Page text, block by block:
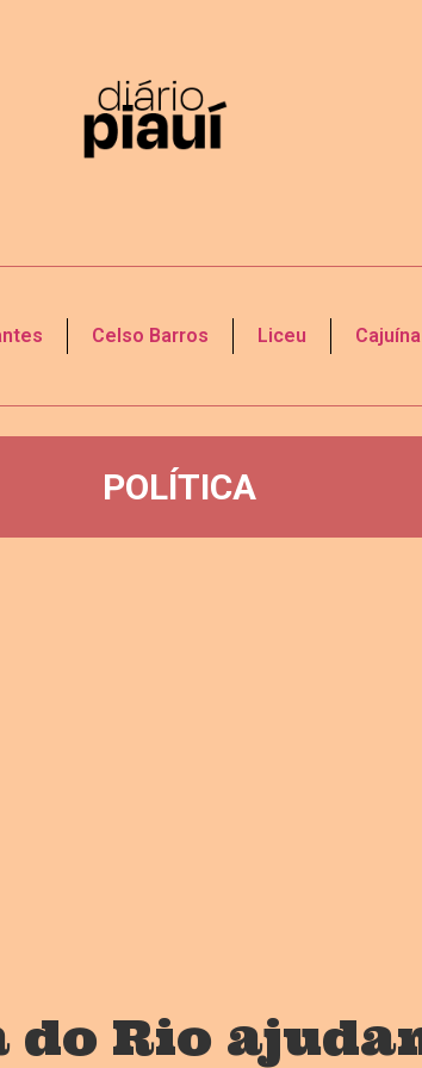
Celso Barros Liceu Cajuína
POLÍTICA
do Rio